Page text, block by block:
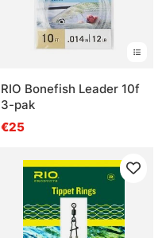
RIO Bonefish Leader 10f
3-pak
€25